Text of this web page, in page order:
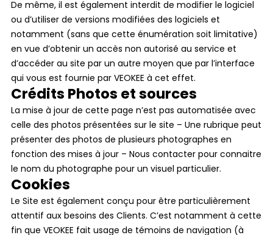
De même, il est également interdit de modifier le logiciel
ou d’utiliser de versions modifiées des logiciels et
notamment (sans que cette énumération soit limitative)
en vue d’obtenir un accès non autorisé au service et
d’accéder au site par un autre moyen que par l’interface
qui vous est fournie par VEOKEE à cet effet.
Crédits Photos et sources
La mise à jour de cette page n’est pas automatisée avec
celle des photos présentées sur le site – Une rubrique peut
présenter des photos de plusieurs photographes en
fonction des mises à jour – Nous contacter pour connaitre
le nom du photographe pour un visuel particulier.
Cookies
Le Site est également conçu pour être particulièrement
attentif aux besoins des Clients. C’est notamment à cette
fin que VEOKEE fait usage de témoins de navigation (à